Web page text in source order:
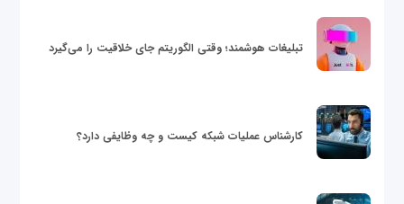
تبلیغات هوشمند؛ وقتی الگوریتم جای خلاقیت را می‌گیرد
کارشناس عملیات شبکه کیست و چه وظایفی دارد؟